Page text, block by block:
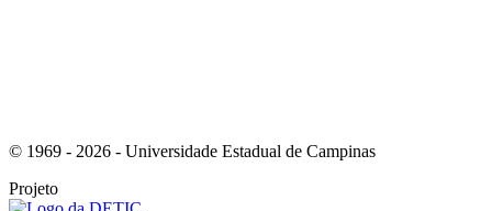
© 1969 - 2026 - Universidade Estadual de Campinas
Projeto